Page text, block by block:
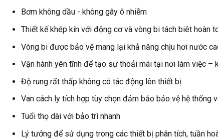
Bơm không dầu - không gây ô nhiễm
Thiết kế khép kín với động cơ và vòng bi tách biêt hoàn
Vòng bi được bảo vệ mang lại khả năng chịu hơi nước
Vận hành yên tĩnh để tạo sự thoải mái tại nơi làm việc –
Độ rung rất thấp không có tác động lên thiết bị
Van cách ly tích hợp tùy chọn đảm bảo bảo vệ hệ thống
Tuổi thọ dài với bảo trì nhanh
Lý tưởng để sử dụng trong các thiết bị phân tích, tuần